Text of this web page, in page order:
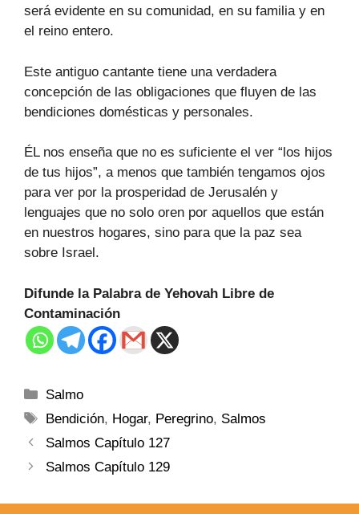
será evidente en su comunidad, en su familia y en
el reino entero.
Este antiguo cantante tiene una verdadera
concepción de las obligaciones que fluyen de las
bendiciones domésticas y personales.
ÉL nos enseña que no es suficiente el ver “los hijos
de tus hijos”, a menos que también tengamos ojos
para ver por la prosperidad de Jerusalén y
lenguajes que no solo oren por aquellos que están
en nuestros hogares, sino para que la paz sea
sobre Israel.
Difunde la Palabra de Yehovah Libre de
Contaminación
Salmo
Bendición, Hogar, Peregrino, Salmos
Salmos Capítulo 127
Salmos Capítulo 129